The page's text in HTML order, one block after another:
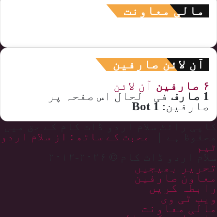
مالی معاونت
آن لائن صارفین
۶ صارفین آن لائن
1 صارف فی الحال اس صفحہ پر
صارفین: 1 Bot
محبت کے ساتھ : از سلام اردو
ٹیم
سلام اردو ڈاٹ کام © ۲۰۲۶-۲۰۱۲
تحریر بھیجیں
معاون صارفین
رابطہ کریں
ویب ٹی وی
مالی معاونت